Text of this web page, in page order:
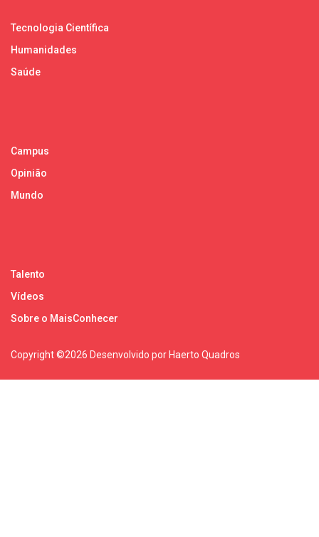
Tecnologia Científica
Humanidades
Saúde
Campus
Opinião
Mundo
Talento
Vídeos
Sobre o MaisConhecer
Copyright ©2026 Desenvolvido por Haerto Quadros